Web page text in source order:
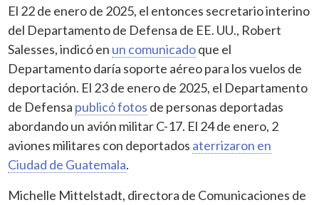
El 22 de enero de 2025, el entonces secretario interino
del Departamento de Defensa de EE. UU., Robert
Salesses, indicó en un comunicadoque el
Departamento daría soporte aéreo para los vuelos de
deportación. El 23 de enero de 2025, el Departamento
de Defensa publicó fotos de personas deportadas
abordando un avión militar C-17. El 24 de enero, 2
aviones militares con deportados aterrizaron en
Ciudad de Guatemala.
Michelle Mittelstadt, directora de Comunicaciones de